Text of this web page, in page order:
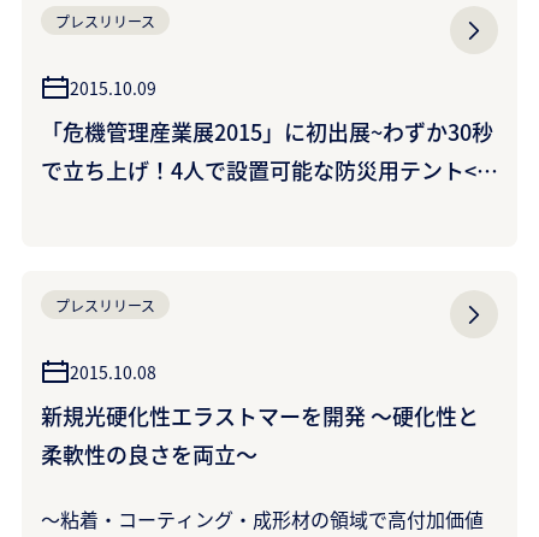
プレスリリース
2015.10.09
「危機管理産業展2015」に初出展~わずか30秒
で立ち上げ！4人で設置可能な防災用テント<ジ
プレスリリース
2015.10.08
新規光硬化性エラストマーを開発 ～硬化性と
柔軟性の良さを両立～
～粘着・コーティング・成形材の領域で高付加価値